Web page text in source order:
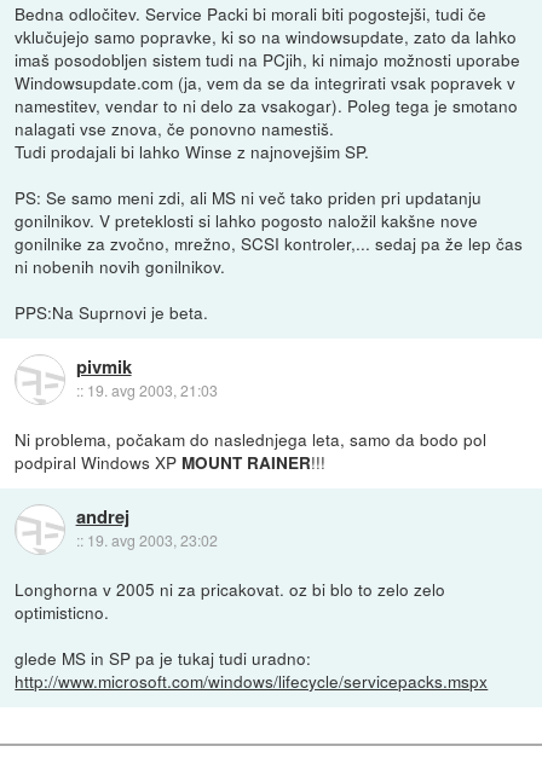
Bedna odločitev. Service Packi bi morali biti pogostejši, tudi če
vklučujejo samo popravke, ki so na windowsupdate, zato da lahko
imaš posodobljen sistem tudi na PCjih, ki nimajo možnosti uporabe
Windowsupdate.com (ja, vem da se da integrirati vsak popravek v
namestitev, vendar to ni delo za vsakogar). Poleg tega je smotano
nalagati vse znova, če ponovno namestiš.
Tudi prodajali bi lahko Winse z najnovejšim SP.
PS: Se samo meni zdi, ali MS ni več tako priden pri updatanju
gonilnikov. V preteklosti si lahko pogosto naložil kakšne nove
gonilnike za zvočno, mrežno, SCSI kontroler,... sedaj pa že lep čas
ni nobenih novih gonilnikov.
PPS:Na Suprnovi je beta.
pivmik
:: 19. avg 2003, 21:03
Ni problema, počakam do naslednjega leta, samo da bodo pol
podpiral Windows XP MOUNT RAINER!!!
andrej
:: 19. avg 2003, 23:02
Longhorna v 2005 ni za pricakovat. oz bi blo to zelo zelo
optimisticno.
glede MS in SP pa je tukaj tudi uradno:
http://www.microsoft.com/windows/lifecycle/servicepacks.mspx